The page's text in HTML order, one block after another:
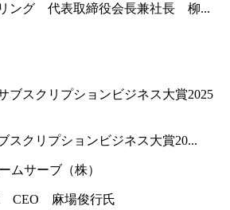
リング 代表取締役会長兼社長 柳...
スクリプションビジネス大賞20...
ムサーブ（株）